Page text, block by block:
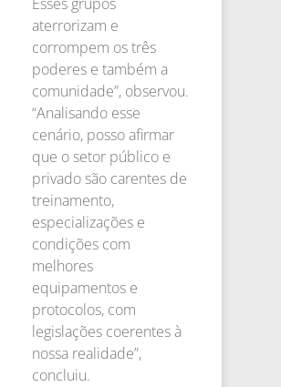
aterrorizam e
corrompem os três
poderes e também a
comunidade”, observou.
“Analisando esse
cenário, posso afirmar
que o setor público e
privado são carentes de
treinamento,
especializações e
condições com
melhores
equipamentos e
protocolos, com
legislações coerentes à
nossa realidade”,
concluiu.